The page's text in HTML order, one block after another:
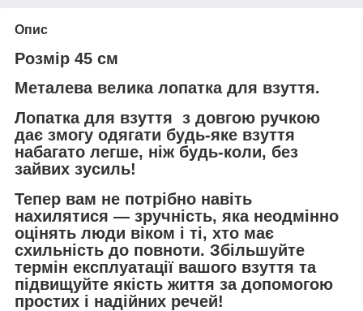
Опис
Розмір 45 см
Металева велика лопатка для взуття.
Лопатка для взуття з довгою ручкою
дає змогу одягати будь-яке взуття
набагато легше, ніж будь-коли, без
зайвих зусиль!
Тепер вам не потрібно навіть
нахилятися — зручність, яка неодмінно
оцінять люди віком і ті, хто має
схильність до повноти. Збільшуйте
термін експлуатації вашого взуття та
підвищуйте якість життя за допомогою
простих і надійних речей!